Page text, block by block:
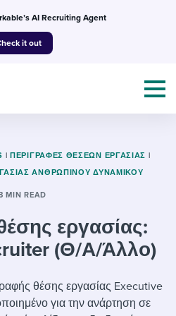
AI Recruiting Agent
it out
AI in my work
& Guides
jobseeker
Attend webinars & events
| ΠΕΡΙΓΡΑΦΈΣ ΘΈΣΕΩΝ ΕΡΓΑΣΊΑΣ |
ΑΝΘΡΏΠΙΝΟΥ ΔΥΝΑΜΙΚΟΎ
MIN READ
εργασίας:
(Θ/Α/Άλλο)
θέσης εργασίας Executive
για την ανάρτηση σε